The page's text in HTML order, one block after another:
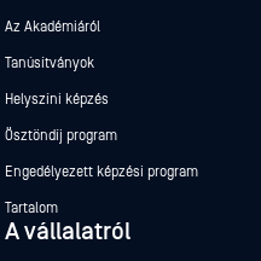
Az Akadémiáról
Tanúsítványok
Helyszíni képzés
Ösztöndíj program
Engedélyezett képzési program
Tartalom
A vállalatról